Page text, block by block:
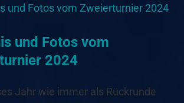
und Fotos vom
2024
Jahr wie immer als Rückrunde